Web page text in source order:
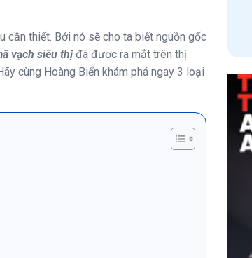
cần thiết. Bởi nó sẽ cho ta biết nguồn gốc
vạch siêu thịđã được ra mắt trên thị
cùng Hoàng Biển khám phá ngay 3 loại